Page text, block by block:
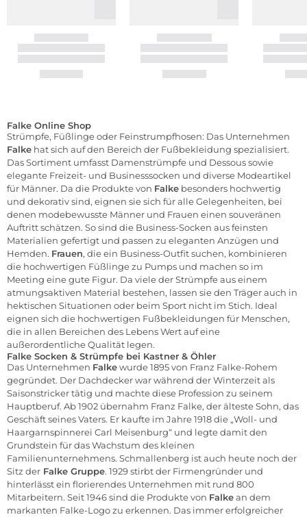
Falke Online Shop
Strümpfe, Füßlinge oder Feinstrumpfhosen: Das Unternehmen
Falke hat sich auf den Bereich der Fußbekleidung spezialisiert.
Das Sortiment umfasst Damenstrümpfe und Dessous sowie
elegante Freizeit- und Businesssocken und diverse Modeartikel
für Männer. Da die Produkte von Falke besonders hochwertig
und dekorativ sind, eignen sie sich für alle Gelegenheiten, bei
denen modebewusste Männer und Frauen einen souveränen
Auftritt schätzen. So sind die Business-Socken aus feinsten
Materialien gefertigt und passen zu eleganten Anzügen und
Hemden. Frauen, die ein Business-Outfit suchen, kombinieren
die hochwertigen Füßlinge zu Pumps und machen so im
Meeting eine gute Figur. Da viele der Strümpfe aus einem
atmungsaktiven Material bestehen, lassen sie den Träger auch in
hektischen Situationen oder beim Sport nicht im Stich. Ideal
eignen sich die hochwertigen Fußbekleidungen für Menschen,
die in allen Bereichen des Lebens Wert auf eine
außerordentliche Qualität legen.
Falke Socken & Strümpfe bei Kastner & Öhler
Das Unternehmen Falkewurde 1895 von Franz Falke-Rohem
gegründet. Der Dachdecker war während der Winterzeit als
Saisonstricker tätig und machte diese Profession zu seinem
Hauptberuf. Ab 1902 übernahm Franz Falke, der älteste Sohn, das
Geschäft seines Vaters. Er kaufte im Jahre 1918 die „Woll- und
Haargarnspinnerei Carl Meisenburg“ und legte damit den
Grundstein für das Wachstum des kleinen
Familienunternehmens. Schmallenberg ist auch heute noch der
Sitz der Falke Gruppe. 1929 stirbt der Firmengründer und
hinterlässt ein florierendes Unternehmen mit rund 800
Mitarbeitern. Seit 1946 sind die Produkte von Falkean dem
markanten Falke-Logo zu erkennen. Das immer erfolgreicher